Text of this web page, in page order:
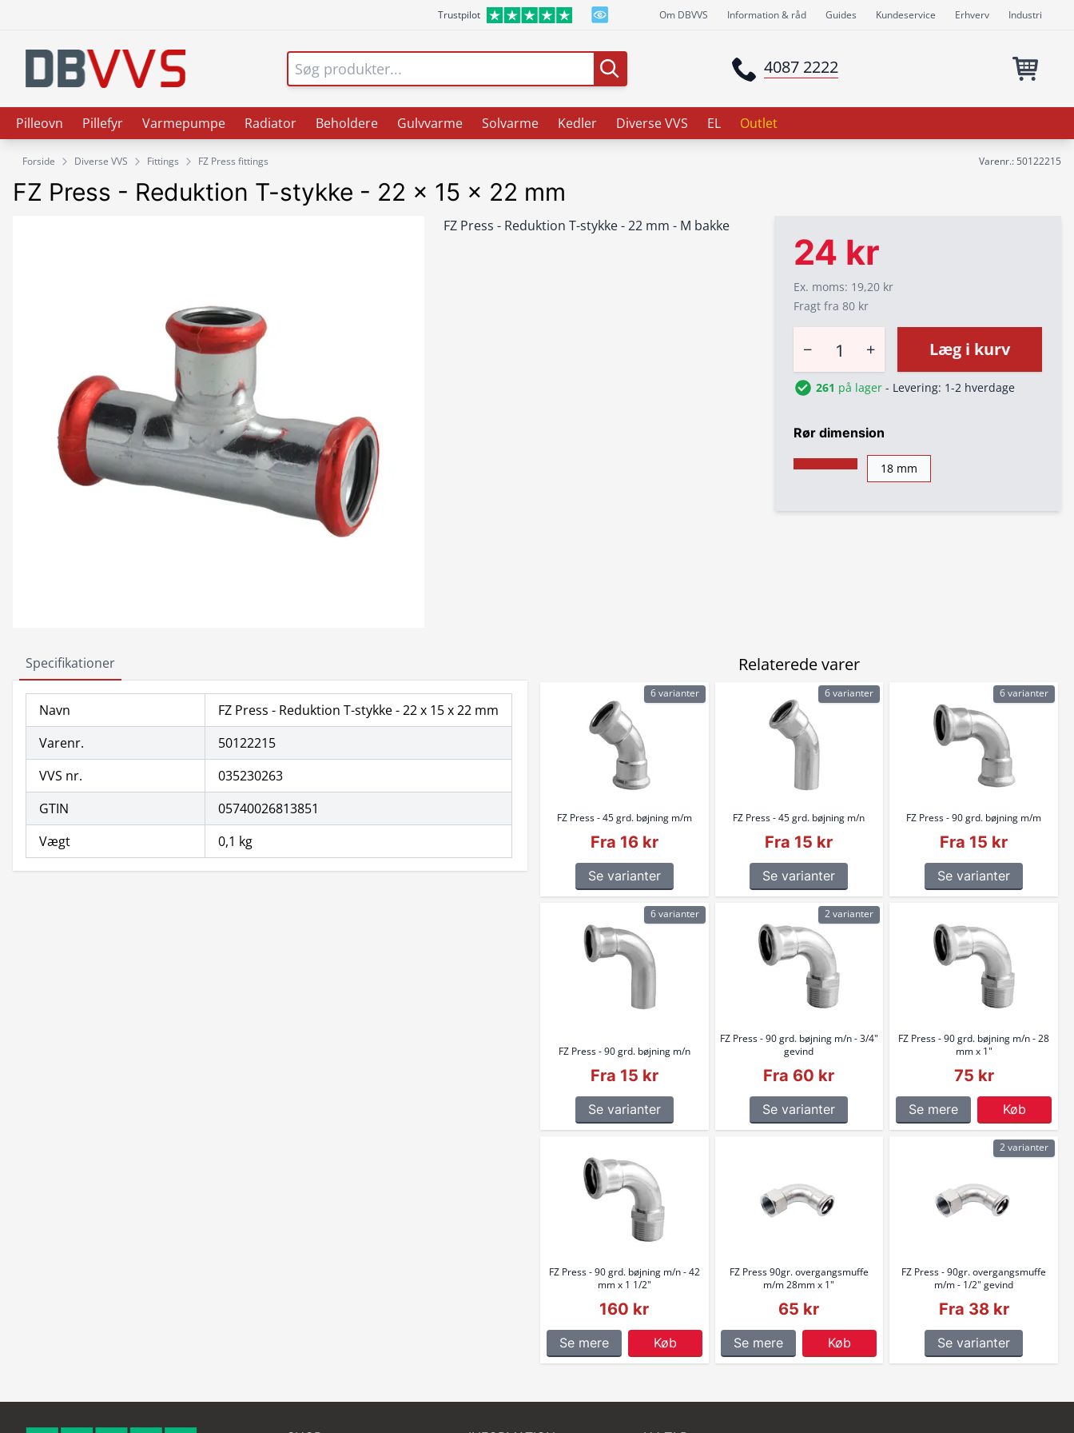
Trustpilot Om DBVVS Information & råd Guides Kundeservice Erhverv Industri
4087 2222
Pilleovn Pillefyr Varmepumpe Radiator Beholdere Gulvvarme Solvarme Kedler Diverse VVS EL Outlet
Forside Diverse VVS Fittings FZ Press fittings Varenr.: 50122215
FZ Press - Reduktion T-stykke - 22 x 15 x 22 mm
FZ Press - Reduktion T-stykke - 22 mm - M bakke
24 kr
Ex. moms: 19,20 kr
Fragt fra 80 kr
− + Læg i kurv
261 på lager - Levering: 1-2 hverdage
Rør dimension
18 mm
Specifikationer
Navn
FZ Press - Reduktion T-stykke - 22 x 15 x 22 mm
Varenr.
50122215
VVS nr.
035230263
GTIN
05740026813851
Vægt
0,1 kg
Relaterede varer
FZ Press - 45 grd. bøjning m/m
Fra 16 kr
Se varianter
6 varianter
FZ Press - 45 grd. bøjning m/n
Fra 15 kr
Se varianter
6 varianter
FZ Press - 90 grd. bøjning m/m
Fra 15 kr
Se varianter
6 varianter
FZ Press - 90 grd. bøjning m/n
Fra 15 kr
Se varianter
6 varianter
FZ Press - 90 grd. bøjning m/n - 3/4"
gevind
Fra 60 kr
Se varianter
2 varianter
FZ Press - 90 grd. bøjning m/n - 28
mm x 1"
75 kr
Se mere Køb
FZ Press - 90 grd. bøjning m/n - 42
mm x 1 1/2"
160 kr
Se mere Køb
FZ Press 90gr. overgangsmuffe
m/m 28mm x 1"
65 kr
Se mere Køb
FZ Press - 90gr. overgangsmuffe
m/m - 1/2" gevind
Fra 38 kr
Se varianter
2 varianter